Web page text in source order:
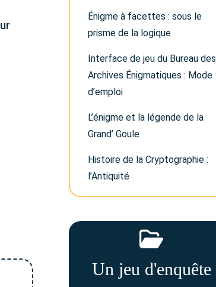
Énigme à facettes : sous le
prisme de la logique
Interface de jeu du Bureau des
Archives Énigmatiques : Mode
d’emploi
L’énigme et la légende de la
Grand’ Goule
Histoire de la Cryptographie :
l’Antiquité
Un jeu d'enquête